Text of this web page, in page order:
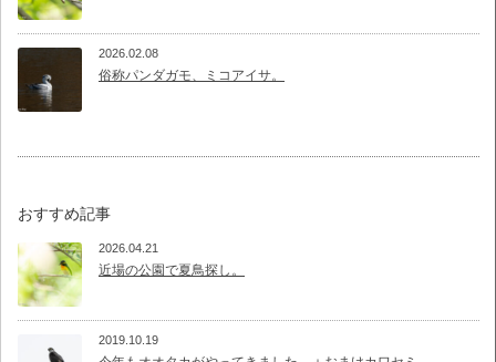
2026.02.08
俗称パンダガモ、ミコアイサ。
おすすめ記事
2026.04.21
近場の公園で夏鳥探し。
2019.10.19